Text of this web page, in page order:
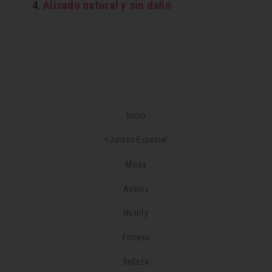
Alisado natural y sin daño
Inicio
+Juntos Especial
Moda
Astros
Nutrify
Fitness
Belleza